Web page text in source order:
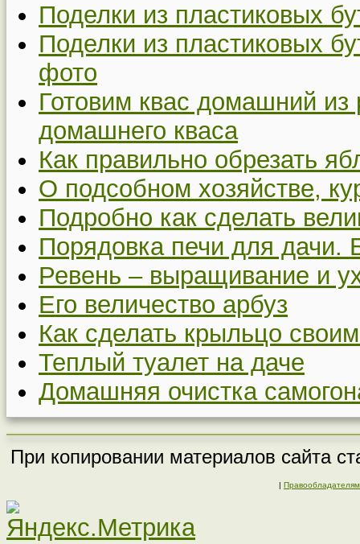
Поделки из пластиковых
Поделки из пластиковых
фото
Готовим квас домашний
домашнего кваса
Как правильно обрезать
О подсобном хозяйстве,
Подробно как сделать
Порядовка печи для дачи.
Ревень – выращивание и
Его величество арбуз
Как сделать крыльцо
Теплый туалет на даче
Домашняя очистка
При копировании материалов сайта
Правообладателям